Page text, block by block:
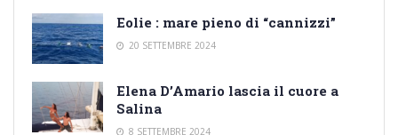
Eolie : mare pieno di “cannizzi”
20 SETTEMBRE 2024
Elena D’Amario lascia il cuore a
Salina
8 SETTEMBRE 2024